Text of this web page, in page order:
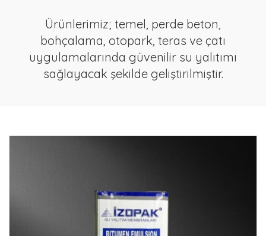
Ürünlerimiz; temel, perde beton,
bohçalama, otopark, teras ve çatı
uygulamalarında güvenilir su yalıtımı
sağlayacak şekilde geliştirilmiştir.